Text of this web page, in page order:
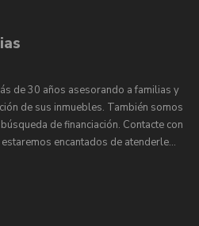
de 30 años asesorando a familias y
de sus inmuebles. También somos
de financiación. Contacte con
encantados de atenderle…